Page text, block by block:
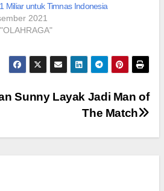
Miliar untuk Timnas Indonesia
2021
Sunny Layak Jadi Man of
The Match